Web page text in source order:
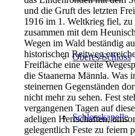
Oberes Schloss
Schlosskapelle
und die Gruft des letzten
1916 im 1. Weltkrieg fiel,
zusammen mit dem
Wegen im Wald beständig
historischen Reitweg
Freifläche eine weite
die Staanerna Männla. Was
steinernen Gegenständen
nicht mehr zu sehen. Fest
vergangenen Tagen auf
adeligen Herrschaften,
gelegentlich Feste zu feiern